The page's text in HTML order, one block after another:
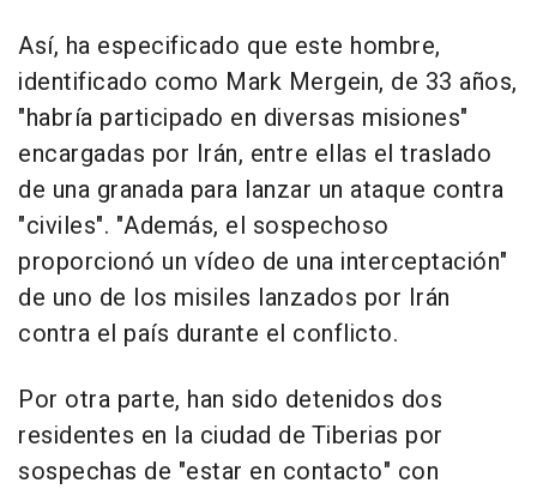
Así, ha especificado que este hombre,
identificado como Mark Mergein, de 33 años,
"habría participado en diversas misiones"
encargadas por Irán, entre ellas el traslado
de una granada para lanzar un ataque contra
"civiles". "Además, el sospechoso
proporcionó un vídeo de una interceptación"
de uno de los misiles lanzados por Irán
contra el país durante el conflicto.
Por otra parte, han sido detenidos dos
residentes en la ciudad de Tiberias por
sospechas de "estar en contacto" con